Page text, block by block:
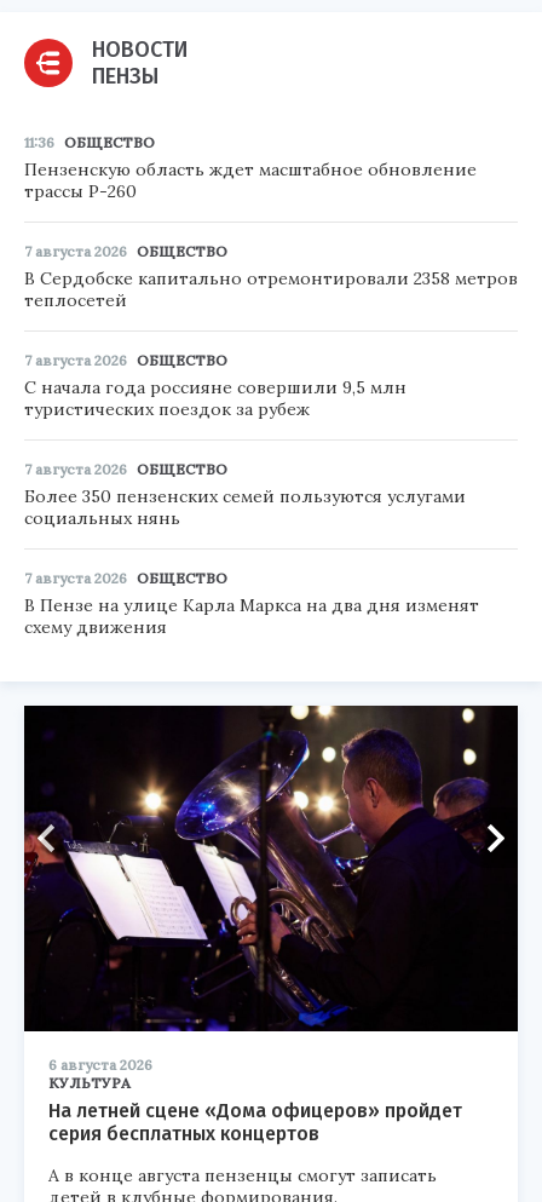
НОВОСТИ
ПЕНЗЫ
11:36 ОБЩЕСТВО
Пензенскую область ждет масштабное обновление
трассы Р-260
7 августа 2026 ОБЩЕСТВО
В Сердобске капитально отремонтировали 2358 метров
теплосетей
7 августа 2026 ОБЩЕСТВО
С начала года россияне совершили 9,5 млн
туристических поездок за рубеж
7 августа 2026 ОБЩЕСТВО
Более 350 пензенских семей пользуются услугами
социальных нянь
7 августа 2026 ОБЩЕСТВО
В Пензе на улице Карла Маркса на два дня изменят
схему движения
6 августа 2026
КУЛЬТУРА
На летней сцене «Дома офицеров» пройдет
серия бесплатных концертов
А в конце августа пензенцы смогут записать
детей в клубные формирования.